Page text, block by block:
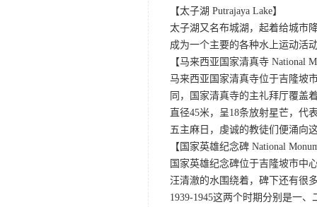
【太子湖 Putrajaya Lake】
太子湖又名布城湖，起着给城市
成为一个主要的各种水上运动活
【马来西亚国家清真寺 National
马来西亚国家清真寺位于吉隆坡
同，国家清真寺的主礼拜厅覆盖
直径45米，呈18条放射星芒，代
五主麻日，虔诚的教徒们便涌向
【国家英雄纪念碑 National
国家英雄纪念碑位于吉隆坡市中
汪清澈的水围绕着，碑下还有很
1939-1945这两个时期分别是一